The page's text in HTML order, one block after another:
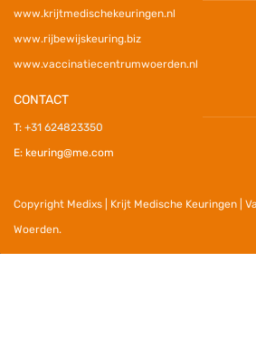
www.krijtmedischekeuringen.nl
www.rijbewijskeuring.biz
www.vaccinatiecentrumwoerden.nl
CONTACT
T: +31 624823350
E: keuring@me.com
Copyright Medixs | Krijt Medische Keuringen |
Woerden.